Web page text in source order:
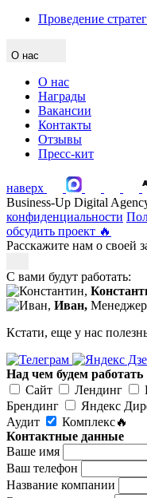
Проведение
О нас
О нас
Награды
Вакансии
Контакты
Отзывы
Пресс-кит
наверх
Business-Up Digital
конфиденциальности
обсудить проект 🔥
Расскажите нам о своей
С вами будут работать:
Иван,
Кстати, еще у нас
Над чем будем работать
Сайт
Лендинг
Брендинг
Яндекс
Аудит
Комплекс🔥
Контактные данные
Ваше имя
Ваш телефон
Название компании